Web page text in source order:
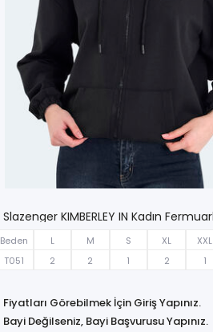
Beden L M S XL XXL
T051
2 2 1 2 1
Fiyatları Görebilmek İçin Giriş Yapınız.
Bayi Değilseniz, Bayi Başvurusu Yapınız.